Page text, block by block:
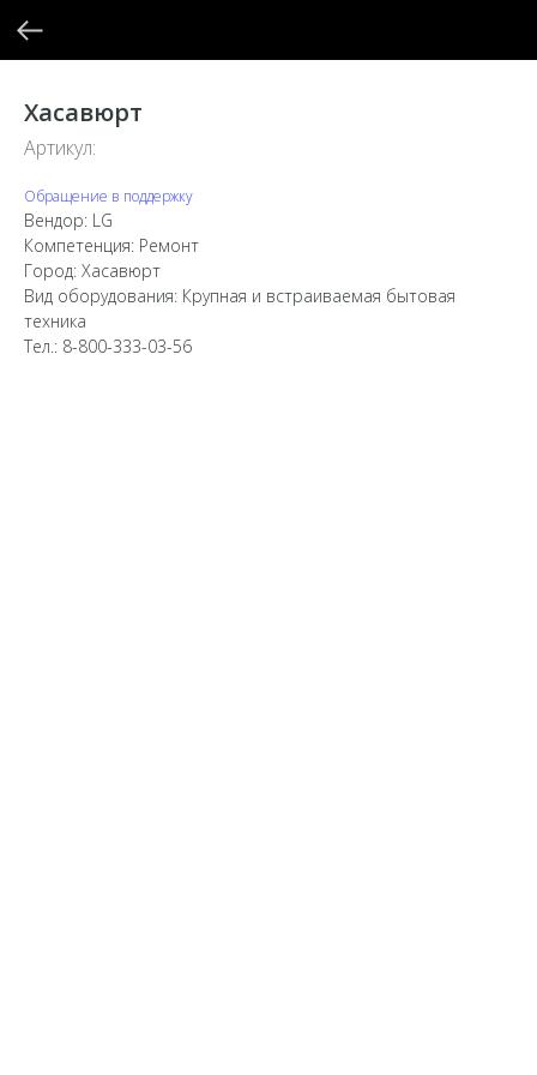
Хасавюрт
Артикул:
Обращение в поддержку
Вендор: LG
Компетенция: Ремонт
Город: Хасавюрт
Вид оборудования: Крупная и встраиваемая бытовая
техника
Тел.: 8-800-333-03-56